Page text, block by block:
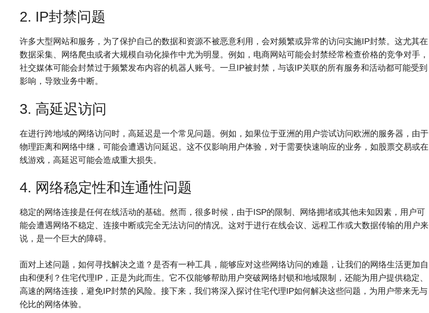
2. IP封禁问题
许多大型网站和服务，为了保护自己的数据和资源不被恶意利用，会对频繁或异常的访问实施IP封禁。这尤其在
数据采集、网络爬虫或者大规模自动化操作中尤为明显。例如，电商网站可能会封禁经常检查价格的竞争对手，
社交媒体可能会封禁过于频繁发布内容的机器人账号。一旦IP被封禁，与该IP关联的所有服务和活动都可能受到
影响，导致业务中断。
3. 高延迟访问
在进行跨地域的网络访问时，高延迟是一个常见问题。例如，如果位于亚洲的用户尝试访问欧洲的服务器，由于
物理距离和网络中继，可能会遭遇访问延迟。这不仅影响用户体验，对于需要快速响应的业务，如股票交易或在
线游戏，高延迟可能会造成重大损失。
4. 网络稳定性和连通性问题
稳定的网络连接是任何在线活动的基础。然而，很多时候，由于ISP的限制、网络拥堵或其他未知因素，用户可
能会遭遇网络不稳定、连接中断或完全无法访问的情况。这对于进行在线会议、远程工作或大数据传输的用户来
说，是一个巨大的障碍。
面对上述问题，如何寻找解决之道？是否有一种工具，能够应对这些网络访问的难题，让我们的网络生活更加自
由和便利？住宅代理IP，正是为此而生。它不仅能够帮助用户突破网络封锁和地域限制，还能为用户提供稳定、
高速的网络连接，避免IP封禁的风险。接下来，我们将深入探讨住宅代理IP如何解决这些问题，为用户带来无与
伦比的网络体验。